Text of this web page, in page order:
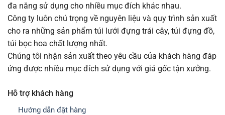
đa năng sử dụng cho nhiều mục đích khác nhau.
Công ty luôn chú trọng về nguyên liệu và quy trình sản xuất
cho ra những sản phẩm túi lưới đựng trái cây, túi đựng đồ,
túi bọc hoa chất lượng nhất.
Chúng tôi nhận sản xuất theo yêu cầu của khách hàng đáp
ứng được nhiều mục đích sử dụng với giá gốc tận xưởng.
Hỗ trợ khách hàng
Hướng dẫn đặt hàng